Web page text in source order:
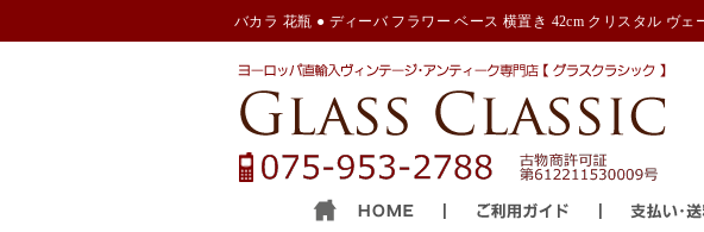
バカラ 花瓶 ● ディーバ フラワー ベース 横置き 42cm クリスタル ヴェ